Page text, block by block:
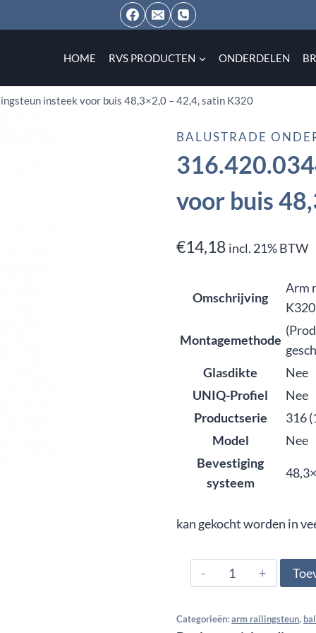
HOME RVS PRODUCTEN ONDERDELEN
insteek voor buis 48,3×2,0 – 42,4, satin K320
BALUSTRADE
voor buis
€14,18 incl. 21% BTW
Omschrijving
Arm
K320
Montagemethode
Glasdikte
Nee
UNIQ-Profiel
Nee
Productserie
316
Model
Nee
Bevestiging
systeem
kan gekocht worden in
316.420.0344,
Arm
insteek
Categorieën: arm railingsteun,